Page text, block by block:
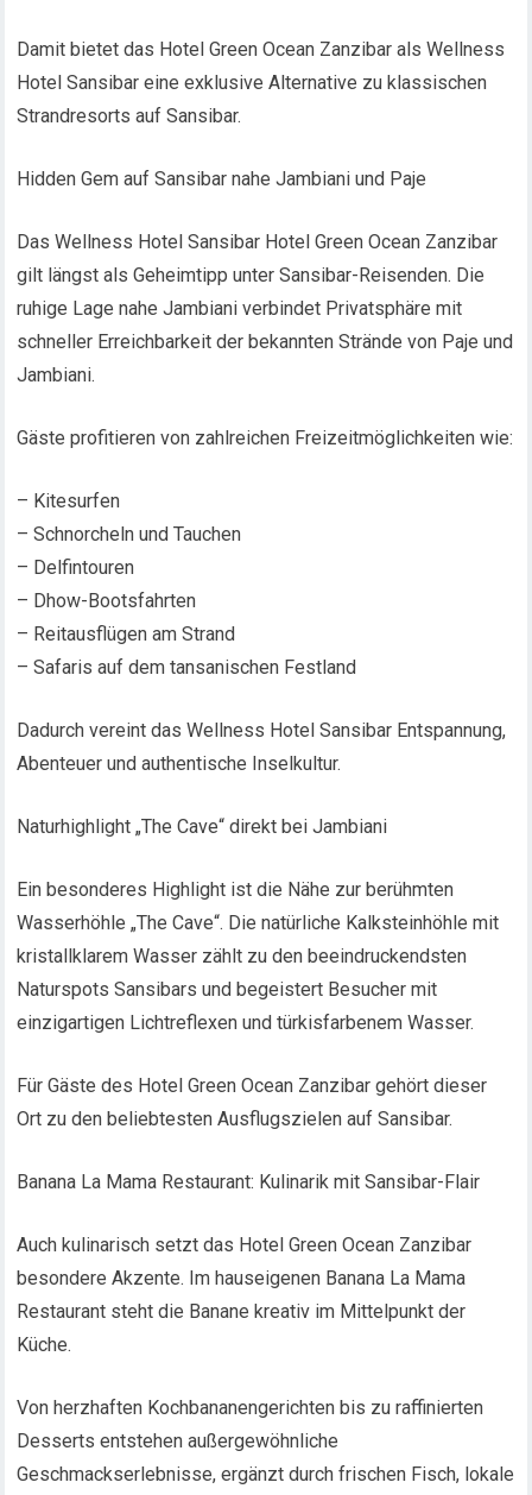
Damit bietet das Hotel Green Ocean Zanzibar als Wellness
Hotel Sansibar eine exklusive Alternative zu klassischen
Strandresorts auf Sansibar.
Hidden Gem auf Sansibar nahe Jambiani und Paje
Das Wellness Hotel Sansibar Hotel Green Ocean Zanzibar
gilt längst als Geheimtipp unter Sansibar-Reisenden. Die
ruhige Lage nahe Jambiani verbindet Privatsphäre mit
schneller Erreichbarkeit der bekannten Strände von Paje und
Jambiani.
Gäste profitieren von zahlreichen Freizeitmöglichkeiten wie:
– Kitesurfen
– Schnorcheln und Tauchen
– Delfintouren
– Dhow-Bootsfahrten
– Reitausflügen am Strand
– Safaris auf dem tansanischen Festland
Dadurch vereint das Wellness Hotel Sansibar Entspannung,
Abenteuer und authentische Inselkultur.
Naturhighlight „The Cave“ direkt bei Jambiani
Ein besonderes Highlight ist die Nähe zur berühmten
Wasserhöhle „The Cave“. Die natürliche Kalksteinhöhle mit
kristallklarem Wasser zählt zu den beeindruckendsten
Naturspots Sansibars und begeistert Besucher mit
einzigartigen Lichtreflexen und türkisfarbenem Wasser.
Für Gäste des Hotel Green Ocean Zanzibar gehört dieser
Ort zu den beliebtesten Ausflugszielen auf Sansibar.
Banana La Mama Restaurant: Kulinarik mit Sansibar-Flair
Auch kulinarisch setzt das Hotel Green Ocean Zanzibar
besondere Akzente. Im hauseigenen Banana La Mama
Restaurant steht die Banane kreativ im Mittelpunkt der
Küche.
Von herzhaften Kochbananengerichten bis zu raffinierten
Desserts entstehen außergewöhnliche
Geschmackserlebnisse, ergänzt durch frischen Fisch, lokale